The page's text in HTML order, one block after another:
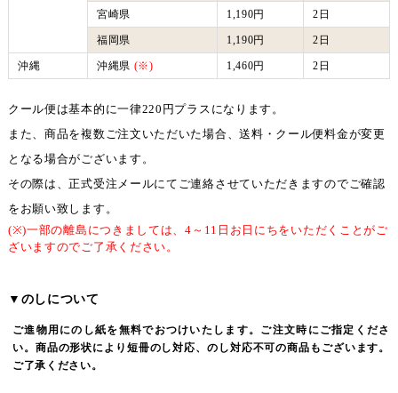
宮崎県 1,190円 2日
福岡県 1,190円 2日
沖縄 沖縄県 (※) 1,460円 2日
クール便は基本的に一律220円プラスになります。
また、商品を複数ご注文いただいた場合、送料・クール便料金が変更
となる場合がございます。
その際は、正式受注メールにてご連絡させていただきますのでご確認
をお願い致します。
(※)一部の離島につきましては、4～11日お日にちをいただくことがご
ざいますのでご了承ください。
▼のしについて
ご進物用にのし紙を無料でおつけいたします。ご注文時にご指定くださ
い。商品の形状により短冊のし対応、のし対応不可の商品もございます。
ご了承ください。